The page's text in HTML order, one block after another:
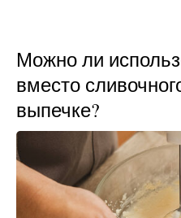
Можно ли
вместо
выпечке?